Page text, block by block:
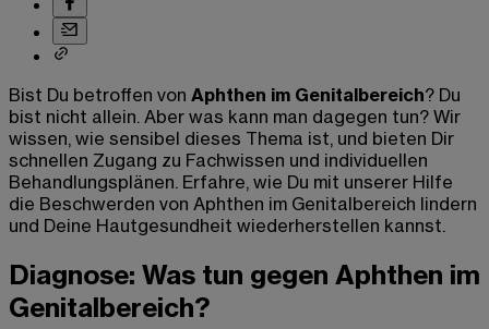
Bist Du betroffen von Aphthen im Genitalbereich? Du
bist nicht allein. Aber was kann man dagegen tun? Wir
wissen, wie sensibel dieses Thema ist, und bieten Dir
schnellen Zugang zu Fachwissen und individuellen
Behandlungsplänen. Erfahre, wie Du mit unserer Hilfe
die Beschwerden von Aphthen im Genitalbereich lindern
und Deine Hautgesundheit wiederherstellen kannst.
Diagnose: Was tun gegen Aphthen im
Genitalbereich?